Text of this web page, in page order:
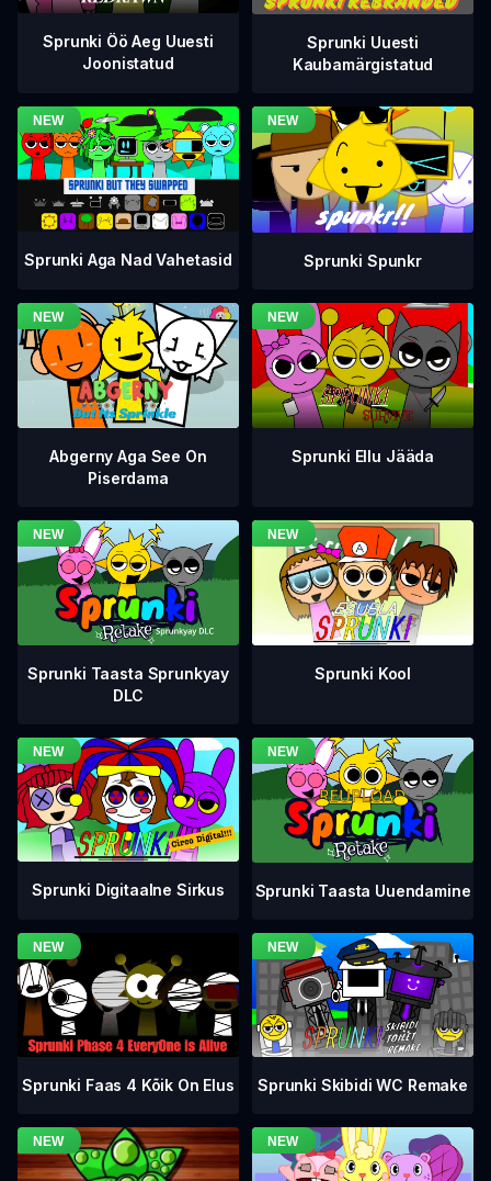
Sprunki Öö Aeg Uuesti
Joonistatud
Sprunki Uuesti
Kaubamärgistatud
Sprunki Aga Nad Vahetasid Sprunki Spunkr
Abgerny Aga See On
Piserdama
Sprunki Ellu Jääda
Sprunki Taasta Sprunkyay
DLC
Sprunki Kool
Sprunki Digitaalne Sirkus Sprunki Taasta Uuendamine
Sprunki Faas 4 Kõik On Elus Sprunki Skibidi WC Remake